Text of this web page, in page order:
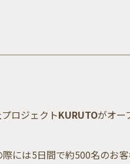
ロジェクトKURUTOがオー
には5日間で約500名のお